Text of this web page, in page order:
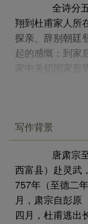
邠郊中水流汹涌
猛虎蹲立在我的
一般。
今秋开满了 菊花
山里的水果都
有的红得像朱砂
它们有雨露的滋
遥想那世外桃源
了。
在坡陀上遥望廊
我已来到了水边
全诗分五
翔到杜甫家人所
探亲、辞别朝廷
起的感慨；到家
家中关切国家形
国家前途的信
情，先说离职的
形，更论国策的
乎礼数，尽其
到，诗人采用这
官”的思想修养
国家、人民休戚
写作背景
唐肃宗
西富县）赴灵武
757年（至德二
月，肃宗自彭原
四月，杜甫逃出